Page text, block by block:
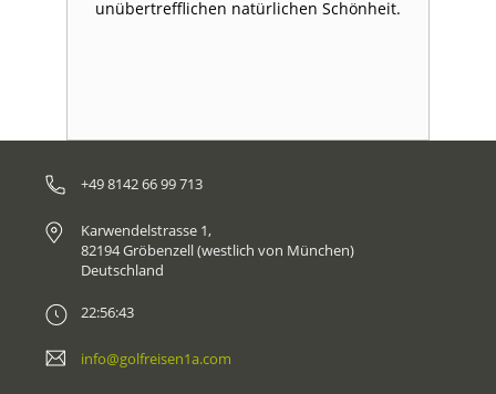
unübertrefflichen natürlichen Schönheit.
+49 8142 66 99 713
Karwendelstrasse 1,
82194 Gröbenzell (westlich von München)
Deutschland
22:56:43
info@golfreisen1a.com